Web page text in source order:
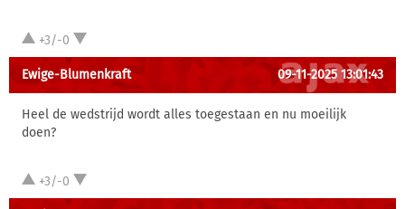
+3/-0
Ewige-Blumenkraft 09-11-2025 13:01:43
Heel de wedstrijd wordt alles toegestaan en nu moeilijk
doen?
+3/-0